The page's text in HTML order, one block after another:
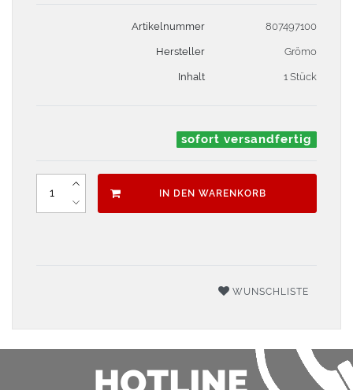
Artikelnummer 807497100
Hersteller Grömo
Inhalt 1 Stück
sofort versandfertig
IN DEN WARENKORB
WUNSCHLISTE